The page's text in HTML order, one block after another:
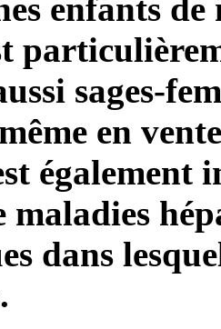
enfants
sages-
en
également
dans